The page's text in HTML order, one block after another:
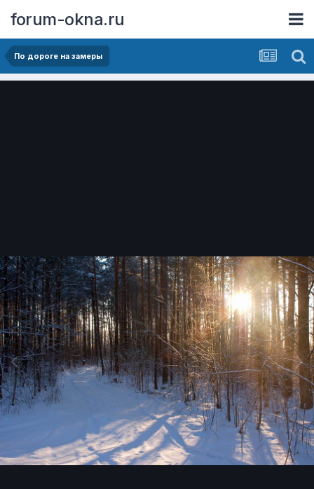
forum-okna.ru
По дороге на замеры